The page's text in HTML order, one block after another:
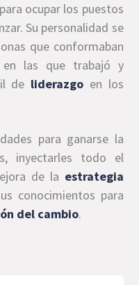
ocupar los puestos
Su personalidad se
que conformaban
en las que trabajó y
de liderazgo en los
para ganarse la
inyectarles todo el
de la estrategia
conocimientos para
del cambio.